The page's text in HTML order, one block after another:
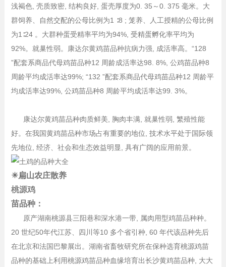
浅褐色, 壳质致密, 结构良好, 蛋壳厚度为0. 35～0. 375 毫米。大
群饲养、自然交配的公母比例为1 ∶8 ; 笼养、人工授精的公母比例
为1∶24 。大群种蛋受精率平均为94%, 受精蛋孵化率平均为
92%。就巢性弱。康达尔黄鸡苗品种抗病力强, 成活率高。“128
”配套系商品代母鸡苗品种12 周龄成活率达98. 8%, 公鸡苗品种8
周龄平均成活率达99%; “132 ”配套系商品代母鸡苗品种12 周龄平
均成活率达99%, 公鸡苗品种8 周龄平均成活率达99. 3%。
康达尔黄鸡苗品种肉质鲜美, 胸肉丰满, 就巢性弱, 繁殖性能
好。在我国黄鸡苗品种市场占有重要的地位, 技术水平处于国际领
先地位, 经济、社会和生态效益明显, 具有广阔的应用前景。
☀扁山农庄散养
桃源鸡
苗品种：
原产湖南桃源县三阳巷和深水港一带, 属肉用型鸡苗品种种。
20 世纪50年代江苏、四川等10 多个省引种, 60 年代该品种先后
在北京和法国巴黎展出。湖南省畜牧研究所在保种选育桃源鸡苗
品种的基础上利用桃源鸡苗品种血缘培育出长沙黄鸡苗品种, 大大